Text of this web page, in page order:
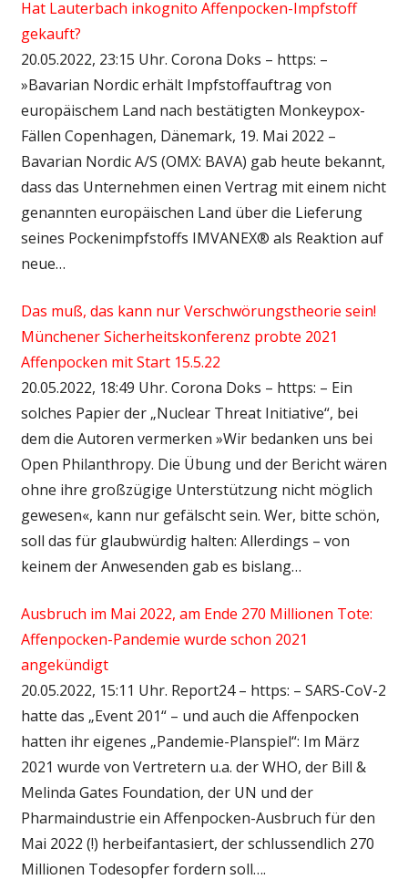
Hat Lauterbach inkognito Affenpocken-Impfstoff
gekauft?
20.05.2022, 23:15 Uhr. Corona Doks – https: –
»Bavarian Nordic erhält Impfstoffauftrag von
europäischem Land nach bestätigten Monkeypox-
Fällen Copenhagen, Dänemark, 19. Mai 2022 –
Bavarian Nordic A/S (OMX: BAVA) gab heute bekannt,
dass das Unternehmen einen Vertrag mit einem nicht
genannten europäischen Land über die Lieferung
seines Pockenimpfstoffs IMVANEX® als Reaktion auf
neue…
Das muß, das kann nur Verschwörungstheorie sein!
Münchener Sicherheitskonferenz probte 2021
Affenpocken mit Start 15.5.22
20.05.2022, 18:49 Uhr. Corona Doks – https: – Ein
solches Papier der „Nuclear Threat Initiative“, bei
dem die Autoren vermerken »Wir bedanken uns bei
Open Philanthropy. Die Übung und der Bericht wären
ohne ihre großzügige Unterstützung nicht möglich
gewesen«, kann nur gefälscht sein. Wer, bitte schön,
soll das für glaubwürdig halten: Allerdings – von
keinem der Anwesenden gab es bislang…
Ausbruch im Mai 2022, am Ende 270 Millionen Tote:
Affenpocken-Pandemie wurde schon 2021
angekündigt
20.05.2022, 15:11 Uhr. Report24 – https: – SARS-CoV-2
hatte das „Event 201“ – und auch die Affenpocken
hatten ihr eigenes „Pandemie-Planspiel“: Im März
2021 wurde von Vertretern u.a. der WHO, der Bill &
Melinda Gates Foundation, der UN und der
Pharmaindustrie ein Affenpocken-Ausbruch für den
Mai 2022 (!) herbeifantasiert, der schlussendlich 270
Millionen Todesopfer fordern soll….